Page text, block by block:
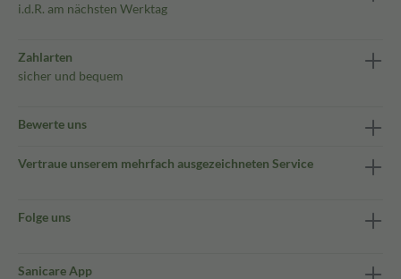
i.d.R. am nächsten Werktag
Zahlarten
sicher und bequem
Bewerte uns
Vertraue unserem mehrfach ausgezeichneten Service
Folge uns
Sanicare App